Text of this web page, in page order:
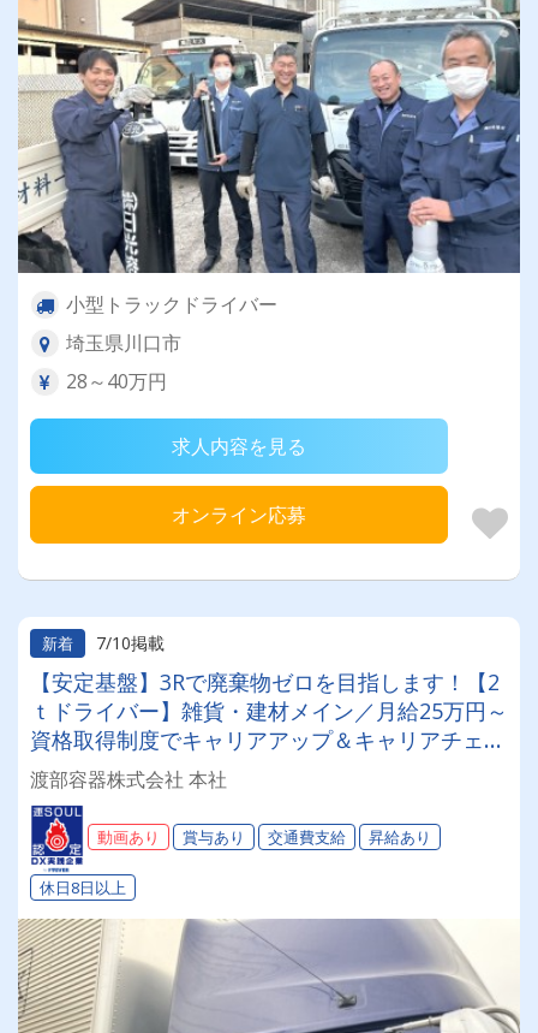
小型トラックドライバー
埼玉県川口市
28～40万円
求人内容を見る
オンライン応募
新着 7/10掲載
【安定基盤】3Rで廃棄物ゼロを目指します！【2
ｔドライバー】雑貨・建材メイン／月給25万円～
資格取得制度でキャリアアップ＆キャリアチェン
ジ可能◎★土日休み★年間休日114日★大型連休
あり★＃賞与＃昇給＃1日体験OK
渡部容器株式会社 本社
動画あり 賞与あり 交通費支給 昇給あり
休日8日以上